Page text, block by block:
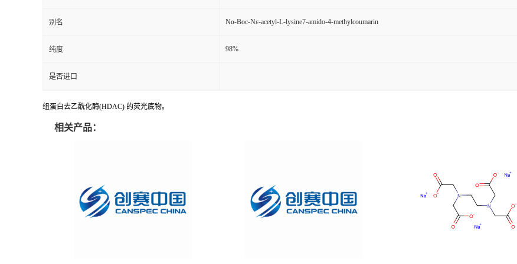
别名 Nα-Boc-Nε-acetyl-L-lysine7-amido-4-methylcoumarin
纯度 98%
是否进口
组蛋白去乙酰化酶(HDAC) 的荧光底物。
相关产品：